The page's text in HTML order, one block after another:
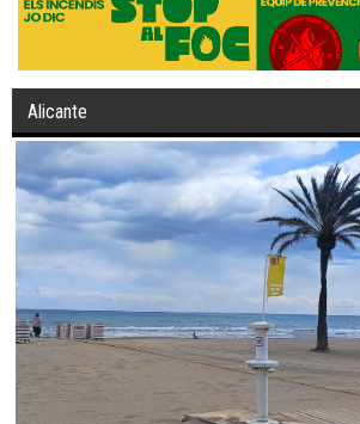
Alicante